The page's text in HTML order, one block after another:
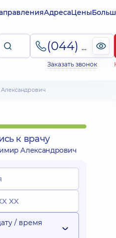
АдресаЦены
(044) 495-2-888
Заказать звонок
к врачу
Александрович
/ время